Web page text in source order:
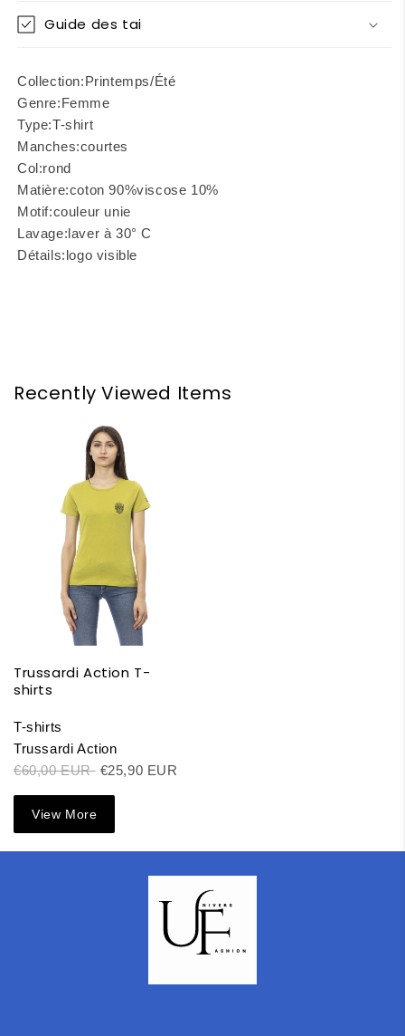
Guide des tai
Collection:Printemps/Été
Genre:Femme
Type:T-shirt
Manches:courtes
Col:rond
Matière:coton 90%viscose 10%
Motif:couleur unie
Lavage:laver à 30° C
Détails:logo visible
Recently Viewed Items
Trussardi Action T-
shirts
T-shirts
Trussardi Action
€60,00 EUR €25,90 EUR
View More